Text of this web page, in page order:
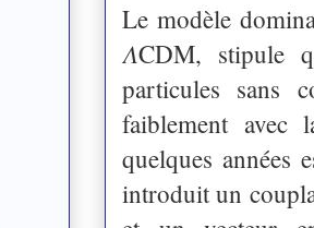
Le modèle
𝛬CDM, stipule
particules sans
faiblement avec
quelques années
introduit un